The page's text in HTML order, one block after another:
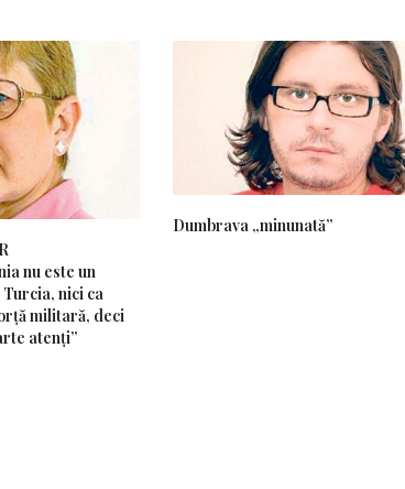
nu este un
nici ca
militară, deci
atenți”
Dumbrava „minunată”